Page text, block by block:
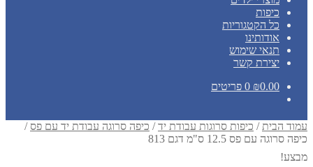
כיפות
כל הקטגוריות
אודותינו
תנאי שימוש
יצירת קשר
₪0.00 0 פריטים
עמוד הבית / כיפות סרוגות עבודת יד/ כיפה סרוגה עבודת יד עם פס/
כיפה סרוגה עם פס 12.5 ס"מ דגם 813
מבצע!